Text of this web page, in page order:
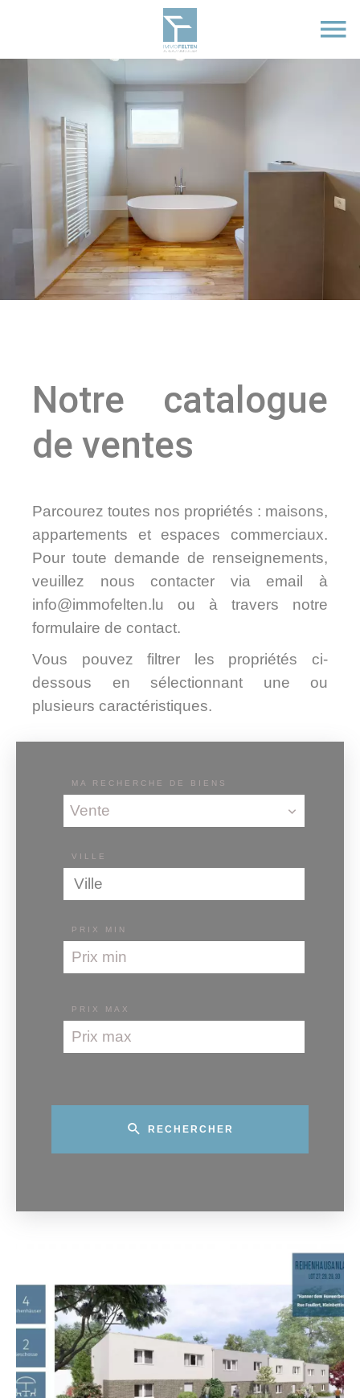
Notre catalogue
de ventes
Parcourez toutes nos propriétés : maisons,
appartements et espaces commerciaux.
Pour toute demande de renseignements,
veuillez nous contacter via email à
info@immofelten.lu ou à travers notre
formulaire de contact.
Vous pouvez filtrer les propriétés ci-
dessous en sélectionnant une ou
plusieurs caractéristiques.
MA RECHERCHE DE BIENS
Vente
VILLE
Ville
PRIX MIN
PRIX MAX
RECHERCHER